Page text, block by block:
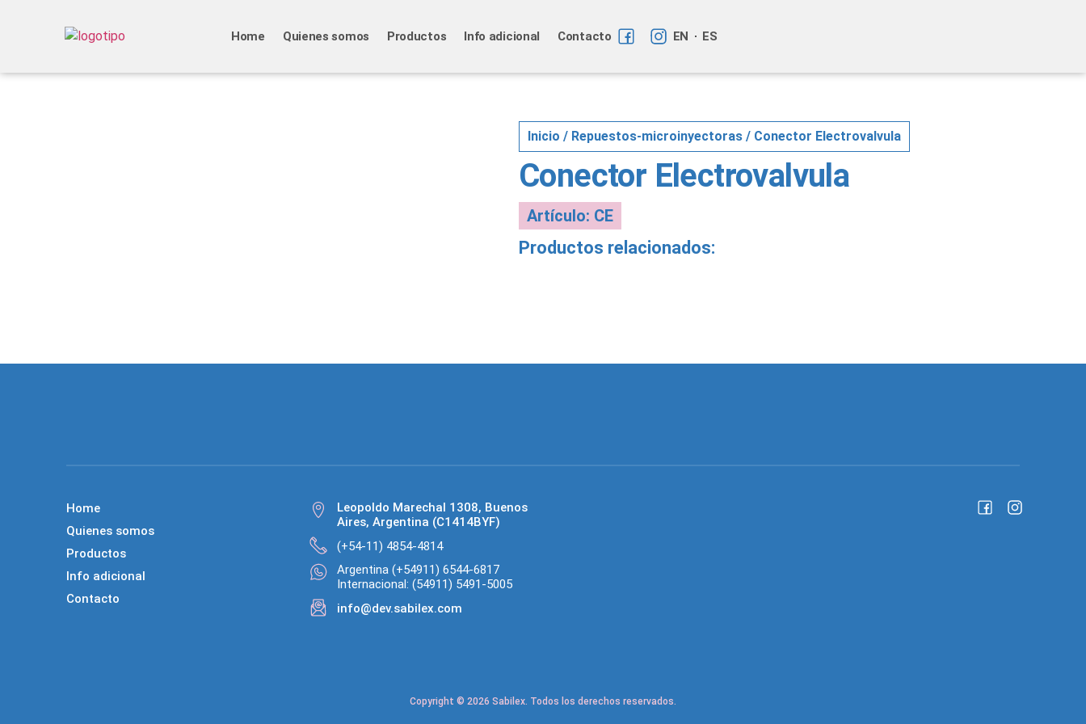
Home Quienes somos Productos Info adicional Contacto EN ES
Inicio / Repuestos-microinyectoras / Conector Electrovalvula
Conector Electrovalvula
Artículo: CE
Productos relacionados:
Home
Quienes somos
Productos
Info adicional
Contacto
Leopoldo Marechal 1308, Buenos
Aires, Argentina (C1414BYF)
(+54-11) 4854-4814
Argentina (+54911) 6544-6817
Internacional: (54911) 5491-5005
info@dev.sabilex.com
Copyright © 2026 Sabilex. Todos los derechos reservados.